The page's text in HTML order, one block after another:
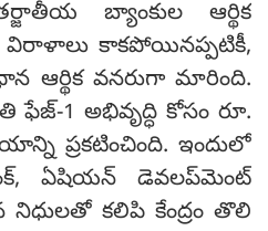
బ్యాంకుల ఆర్థిక
కాకపోయినప్పటికీ,
ఆర్థిక వనరుగా మారింది.
ఫేజ్-1 అభివృద్ధి కోసం రూ.
ప్రకటించింది. ఇందులో
ఏషియన్ డెవలప్‌మెంట్
నిధులతో కలిపి కేంద్రం తొలి